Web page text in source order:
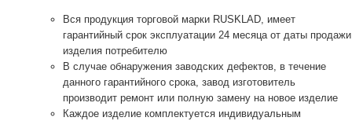
Вся продукция торговой марки RUSKLAD, имеет
гарантийный срок эксплуатации 24 месяца от даты продажи
изделия потребителю
В случае обнаружения заводских дефектов, в течение
данного гарантийного срока, завод изготовитель
производит ремонт или полную замену на новое изделие
Каждое изделие комплектуется индивидуальным